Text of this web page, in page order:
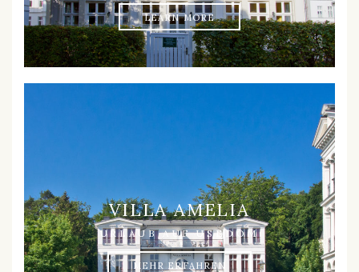
LEARN MORE
VILLA AMELIA
URLAUB AUF USEDOM
MEHR ERFAHREN